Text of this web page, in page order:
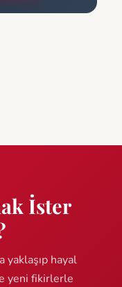
İster
yaklaşıp hayal
yeni fikirlerle